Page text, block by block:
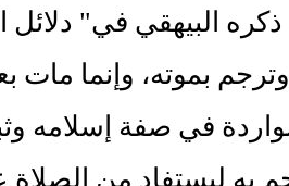
البيهقي في"
بموته، وإنما مات
في صفة إسلامه